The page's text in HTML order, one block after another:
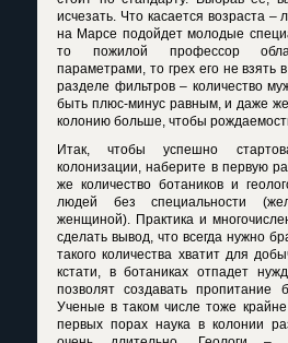
исчезать. Что касается возраста –
на Марсе подойдет молодые
то пожилой профессор
параметрами, то грех его не взять
разделе фильтров – количество
быть плюс-минус равным, и даже
колонию больше, чтобы
Итак, чтобы успешно
колонизации, наберите в первую
же количество ботаников и
людей без специальности
женщиной). Практика и
сделать вывод, что всегда нужно
такого количества хватит для
кстати, в ботаниках отпадет
позволят создавать пропитание
Ученые в таком числе тоже
первых порах наука в колонии